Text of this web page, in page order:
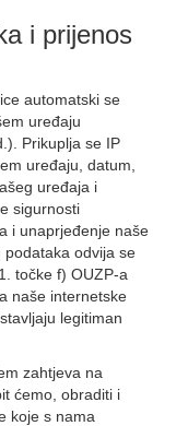
i prijenos
automatski se
uređaju
Prikuplja se IP
uređaju, datum,
uređaja i
sigurnosti
i unaprjeđenje naše
odvija se
točke f) OUZP-a
naše internetske
legitiman
zahtjeva na
ćemo, obraditi i
koje s nama